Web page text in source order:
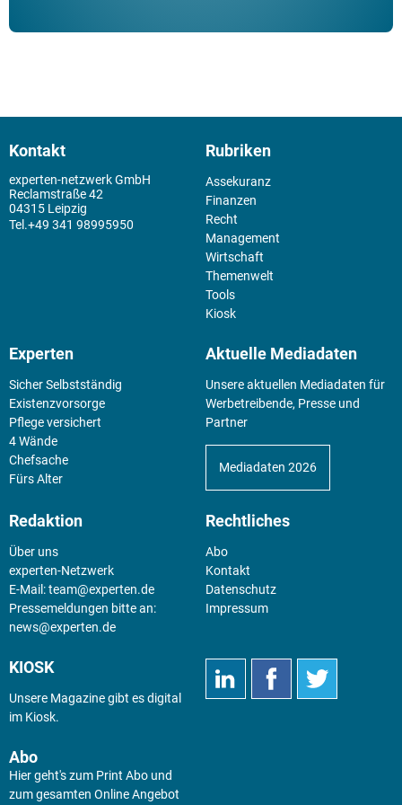
Kontakt
experten-netzwerk GmbH
Reclamstraße 42
04315 Leipzig
+49 341 98995950
Rubriken
Assekuranz
Finanzen
Recht
Management
Wirtschaft
Themenwelt
Tools
Kiosk
Experten
Sicher Selbstständig
Existenz­vorsorge
Pflege versichert
4 Wände
Chefsache
Fürs Alter
Aktuelle Mediadaten
Unsere aktuellen Mediadaten für
Werbetreibende, Presse und
Partner
Mediadaten 2026
Redaktion
Über uns
experten-Netzwerk
E-Mail:team@experten.de
Pressemeldungen bitte an:
news@experten.de
Rechtliches
Abo
Kontakt
Datenschutz
Impressum
KIOSK
Unsere Magazine gibt es digital
im Kiosk.
Abo
Hier geht's zum Print Abo und
zum gesamten Online Angebot